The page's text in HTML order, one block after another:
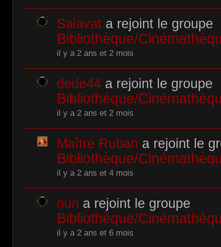
Salavata rejoint le groupe
Bibliothèque/
il y a 2 ans et 2 mois
dede44a rejoint le groupe
Bibliothèque/
il y a 2 ans et 2 mois
Maître Ruban a rejoint le
Bibliothèque/
il y a 2 ans et 4 mois
nun a rejoint le groupe
Bibliothèque/
il y a 2 ans et 6 mois